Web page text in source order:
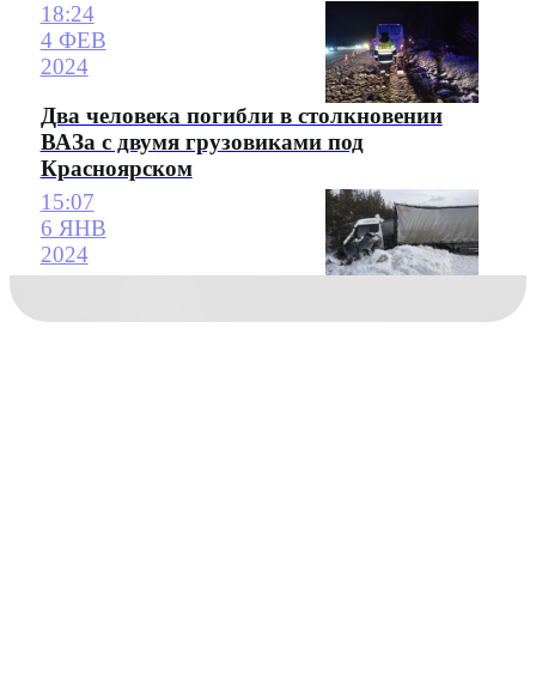
18:24
4 ФЕВ
2024
Два человека погибли в столкновении
ВАЗа с двумя грузовиками под
Красноярском
15:07
6 ЯНВ
2024